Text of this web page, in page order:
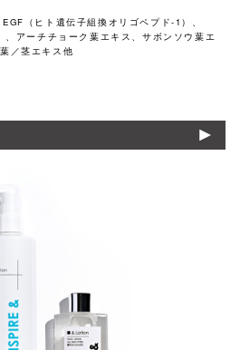
（ヒト遺伝子組換オリゴペプド-1）、
アーチチョーク葉エキス、サボンソウ葉エ
／茎エキス他